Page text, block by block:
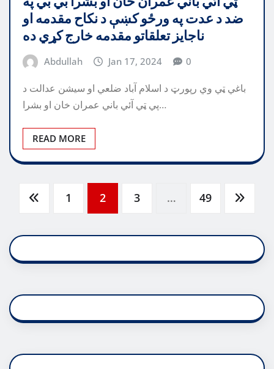
ضد د عدت په ورځو کښې د نکاح مقدمه او
ناجایز تعلقاتو مقدمه خارج کړي ده
Abdullah Jan 17, 2024 0
باغي ټي وي رپورټ د اسلام آباد ضلعي او سيشن عدالت د
پي ټي آئي باني عمران خان او بشرا…
READ MORE
Posts
pagination
1 2 3 … 49